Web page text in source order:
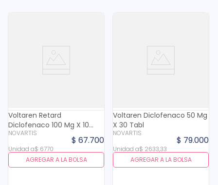
Voltaren Retard
Diclofenaco 100 Mg X 10
Tabl
NOVARTIS
$ 67.700
Unidad a$ 6770
AGREGAR A LA BOLSA
Voltaren Diclofenaco 50 Mg
X 30 Tabl
NOVARTIS
$ 79.000
Unidad a$ 2633,33
AGREGAR A LA BOLSA